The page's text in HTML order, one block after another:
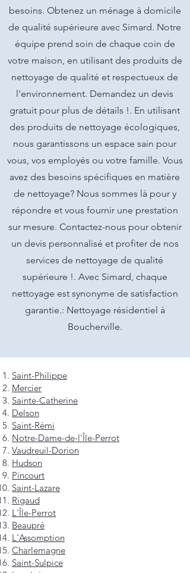
besoins. Obtenez un ménage à domicile
de qualité supérieure avec Simard. Notre
équipe prend soin de chaque coin de
votre maison, en utilisant des produits de
nettoyage de qualité et respectueux de
l'environnement. Demandez un devis
gratuit pour plus de détails !. En utilisant
des produits de nettoyage écologiques,
nous garantissons un espace sain pour
vous, vos employés ou votre famille. Vous
avez des besoins spécifiques en matière
de nettoyage? Nous sommes là pour y
répondre et vous fournir une prestation
sur mesure. Contactez-nous pour obtenir
un devis personnalisé et profiter de nos
services de nettoyage de qualité
supérieure !. Avec Simard, chaque
nettoyage est synonyme de satisfaction
garantie.: Nettoyage résidentiel à
Boucherville.
Saint-Philippe
Mercier
Sainte-Catherine
Delson
Saint-Rémi
Notre-Dame-de-l'Île-Perrot
Vaudreuil-Dorion
Hudson
Pincourt
Saint-Lazare
Rigaud
L'Île-Perrot
Beaupré
L'Assomption
Charlemagne
Saint-Sulpice